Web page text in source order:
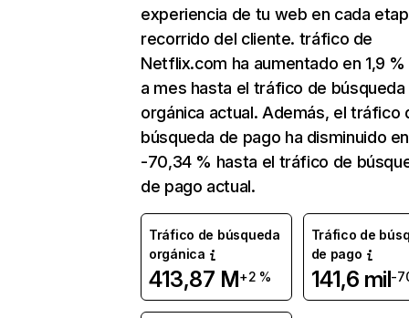
experiencia de tu web en cada
recorrido del cliente. tráfico de
Netflix.com ha aumentado en 1,9
a mes hasta el tráfico de búsqueda
orgánica actual. Además, el tráfico
búsqueda de pago ha disminuido en
-70,34 % hasta el tráfico de
de pago actual.
Tráfico de búsqueda
orgánica
413,87 M+2 %
Tráfico de
de pago
141,6 mil-